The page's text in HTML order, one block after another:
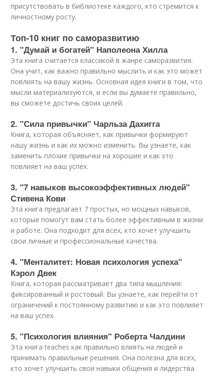
присутствовать в библиотеке каждого, кто стремится к
личностному росту.
Топ-10 книг по саморазвитию
1. "Думай и богатей" Наполеона Хилла
Эта книга считается классикой в жанре саморазвития.
Она учит, как важно правильно мыслить и как это может
повлиять на вашу жизнь. Основная идея книги в том, что
мысли материализуются, и если вы думаете правильно,
вы сможете достичь своих целей.
2. "Сила привычки" Чарльза Дахигга
Книга, которая объясняет, как привычки формируют
нашу жизнь и как их можно изменить. Вы узнаете, как
заменить плохие привычки на хорошие и как это
повлияет на ваш успех.
3. "7 навыков высокоэффективных людей"
Стивена Кови
Эта книга предлагает 7 простых, но мощных навыков,
которые помогут вам стать более эффективным в жизни
и работе. Она подходит для всех, кто хочет улучшить
свои личные и профессиональные качества.
4. "Менталитет: Новая психология успеха"
Кэрол Двек
Книга, которая рассматривает два типа мышления:
фиксированный и ростовый. Вы узнаете, как перейти от
ограничений к постоянному развитию и как это повлияет
на ваш успех.
5. "Психология влияния" Роберта Чалдини
Эта книга teaches как правильно влиять на людей и
принимать правильные решения. Она полезна для всех,
кто хочет улучшить свои навыки общения и лидерства.